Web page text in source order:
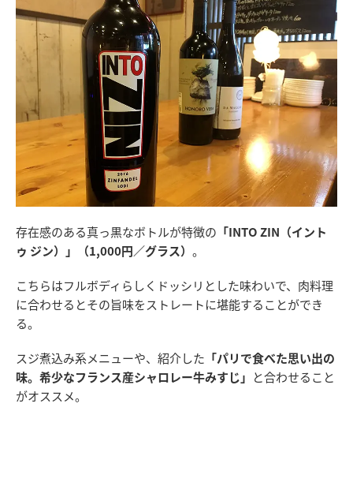
存在感のある真っ黒なボトルが特徴の 「INTO ZIN（イント
ゥ ジン）」（1,000円／グラス） 。
こちらはフルボディらしくドッシリとした味わいで、肉料理
に合わせるとその旨味をストレートに堪能することができ
る。
スジ煮込み系メニューや、紹介した 「パリで食べた思い出の
味。希少なフランス産シャロレー牛みすじ」 と合わせること
がオススメ。